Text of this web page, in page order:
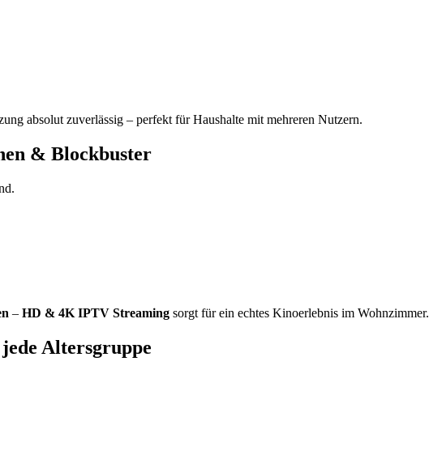
absolut zuverlässig – perfekt für Haushalte mit mehreren Nutzern.
& Blockbuster
– HD & 4K IPTV Streaming sorgt für ein echtes Kinoerlebnis im Wohnzimmer.
Altersgruppe